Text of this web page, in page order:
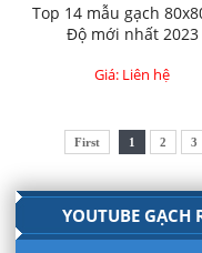
Top 14 mẫu gạch
Độ mới nhất 2023
Giá: Liên hệ
First 1 2 3
YOUTUBE GẠCH